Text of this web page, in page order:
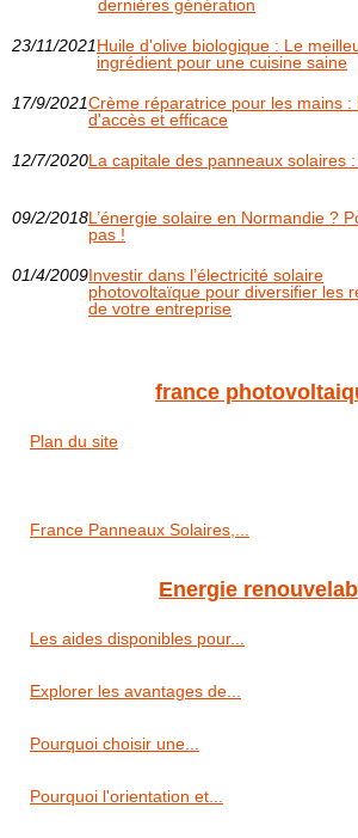
dernières génération
23/11/2021Huile d'olive biologique : Le
ingrédient pour une cuisine saine
17/9/2021Crème réparatrice pour les mains :
d'accès et efficace
12/7/2020La capitale des panneaux solaires
09/2/2018L’énergie solaire en Normandie ?
pas !
01/4/2009Investir dans l’électricité solaire
photovoltaïque pour diversifier les
de votre entreprise
france
Plan du site
France Panneaux Solaires,...
Energie
Les aides disponibles pour...
Explorer les avantages de...
Pourquoi choisir une...
Pourquoi l'orientation et...